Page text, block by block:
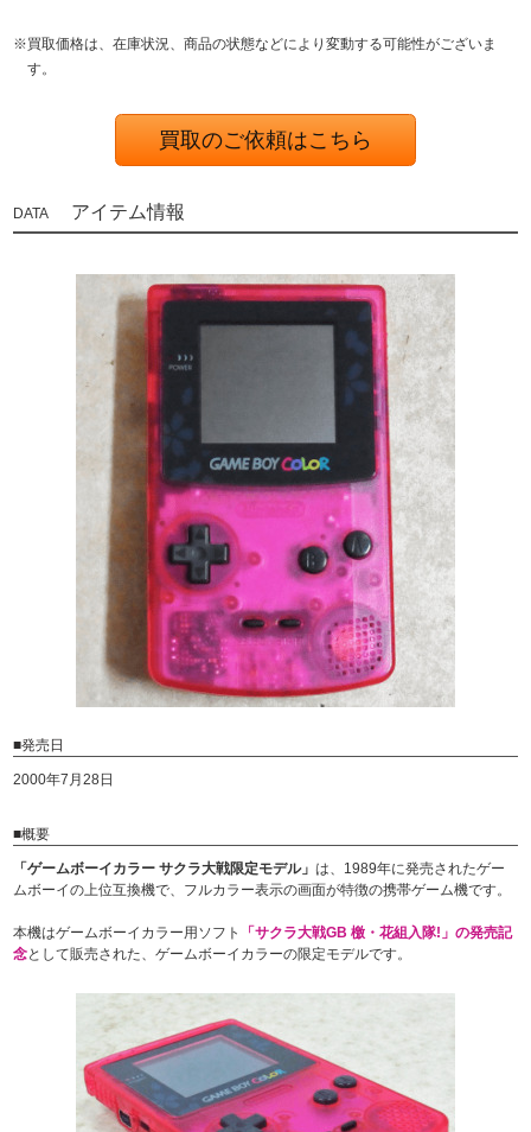
※買取価格は、在庫状況、商品の状態などにより変動する可能性がございま
す。
買取のご依頼はこちら
アイテム情報
■発売日
2000年7月28日
■概要
「ゲームボーイカラー サクラ大戦限定モデル」は、1989年に発売されたゲー
ムボーイの上位互換機で、フルカラー表示の画面が特徴の携帯ゲーム機です。
本機はゲームボーイカラー用ソフト
「サクラ大戦GB 檄・花組入隊!」の発売記
念として販売された、ゲームボーイカラーの限定モデルです。